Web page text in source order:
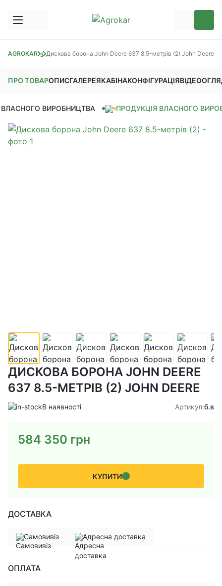
AGROKAR
борони Дискова борона John Deere 637 8.5-метрів (2) John Deere
ПРО ТОВАРОПИСГАЛЕРЕЯКАБІНАКОНФІГУРАЦІЯ
ВИРОБНИЦТВА ПРОДУКЦІЯ ВЛАСНОГО
ДИСКОВА БОРОНА JOHN DEERE
637 8.5-МЕТРІВ (2) JOHN DEERE
В наявності Артикул:б.в
584 350 грн
КУПИТИ
ДОСТАВКА
Самовивіз Адресна доставка
ОПЛАТА